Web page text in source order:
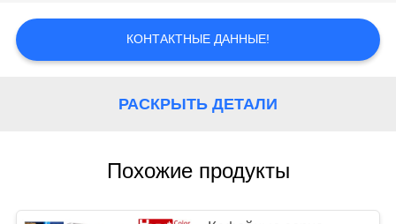
PRIVACY
КОНТАКТНЫЕ ДАННЫЕ!
РАСКРЫТЬ ДЕТАЛИ
Похожие продукты